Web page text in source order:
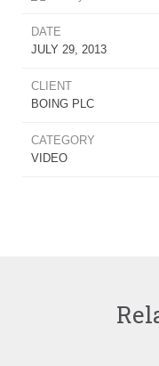
DATE
JULY 29, 2013
CLIENT
BOING PLC
CATEGORY
VIDEO